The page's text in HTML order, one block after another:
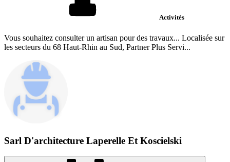
Activités
Vous souhaitez consulter un artisan pour des travaux... Localisée sur
les secteurs du 68 Haut-Rhin au Sud, Partner Plus Servi...
Sarl D'architecture Laperelle Et Koscielski